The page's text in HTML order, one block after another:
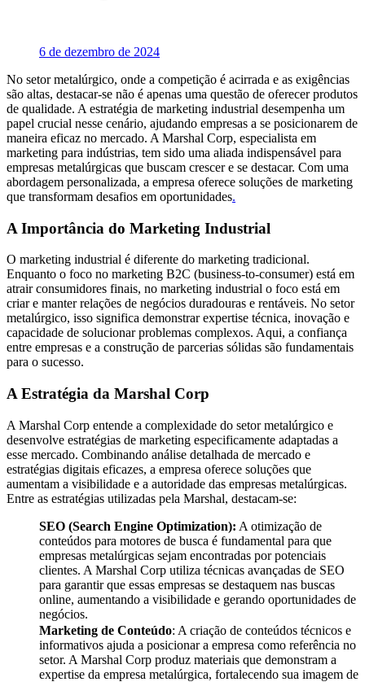
6 de dezembro de 2024
No setor metalúrgico, onde a competição é acirrada e as exigências
são altas, destacar-se não é apenas uma questão de oferecer produtos
de qualidade. A estratégia de marketing industrial desempenha um
papel crucial nesse cenário, ajudando empresas a se posicionarem de
maneira eficaz no mercado. A Marshal Corp, especialista em
marketing para indústrias, tem sido uma aliada indispensável para
empresas metalúrgicas que buscam crescer e se destacar. Com uma
abordagem personalizada, a empresa oferece soluções de marketing
que transformam desafios em oportunidades.
A Importância do Marketing Industrial
O marketing industrial é diferente do marketing tradicional.
Enquanto o foco no marketing B2C (business-to-consumer) está em
atrair consumidores finais, no marketing industrial o foco está em
criar e manter relações de negócios duradouras e rentáveis. No setor
metalúrgico, isso significa demonstrar expertise técnica, inovação e
capacidade de solucionar problemas complexos. Aqui, a confiança
entre empresas e a construção de parcerias sólidas são fundamentais
para o sucesso.
A Estratégia da Marshal Corp
A Marshal Corp entende a complexidade do setor metalúrgico e
desenvolve estratégias de marketing especificamente adaptadas a
esse mercado. Combinando análise detalhada de mercado e
estratégias digitais eficazes, a empresa oferece soluções que
aumentam a visibilidade e a autoridade das empresas metalúrgicas.
Entre as estratégias utilizadas pela Marshal, destacam-se:
SEO (Search Engine Optimization): A otimização de
conteúdos para motores de busca é fundamental para que
empresas metalúrgicas sejam encontradas por potenciais
clientes. A Marshal Corp utiliza técnicas avançadas de SEO
para garantir que essas empresas se destaquem nas buscas
online, aumentando a visibilidade e gerando oportunidades de
negócios.
Marketing de Conteúdo: A criação de conteúdos técnicos e
informativos ajuda a posicionar a empresa como referência no
setor. A Marshal Corp produz materiais que demonstram a
expertise da empresa metalúrgica, fortalecendo sua imagem de